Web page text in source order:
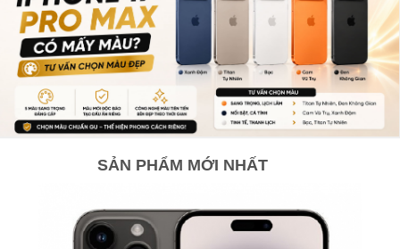
SẢN PHẨM MỚI NHẤT